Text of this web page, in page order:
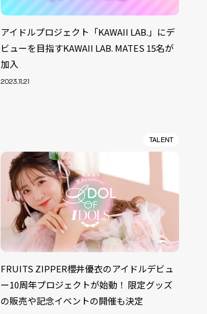
アイドルプロジェクト「KAWAII LAB.」にデ
ビューを目指すKAWAII LAB. MATES 15名が
加入
2023.11.21
TALENT
FRUITS ZIPPER櫻井優衣のアイドルデビュ
ー10周年プロジェクトが始動！ 限定グッズ
の販売や記念イベントの開催も決定